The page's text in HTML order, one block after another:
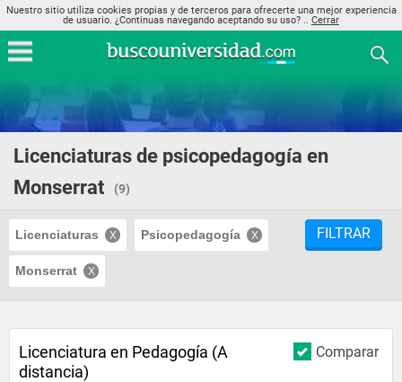
Nuestro sitio utiliza cookies propias y de terceros para ofrecerte una mejor experiencia
de usuario. ¿Continuas navegando aceptando su uso? .. Cerrar
Licenciaturas de psicopedagogía en
Monserrat
(9)
Licenciaturas Psicopedagogía
Monserrat
FILTRAR
Comparar
Licenciatura en Pedagogía (A
distancia)